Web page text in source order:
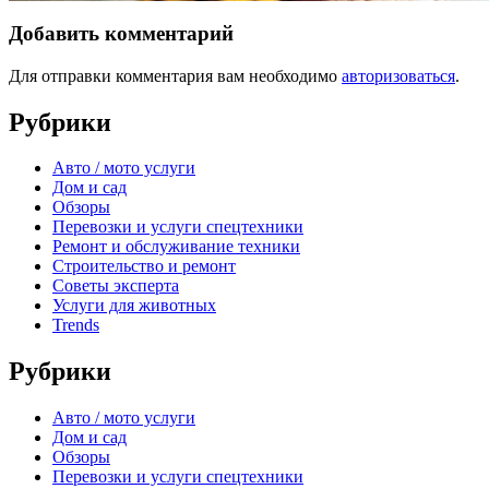
Добавить комментарий
Для отправки комментария вам необходимо авторизоваться.
Рубрики
Авто / мото услуги
Дом и сад
Обзоры
Перевозки и услуги спецтехники
Ремонт и обслуживание техники
Строительство и ремонт
Советы эксперта
Услуги для животных
Trends
Рубрики
Авто / мото услуги
Дом и сад
Обзоры
Перевозки и услуги спецтехники